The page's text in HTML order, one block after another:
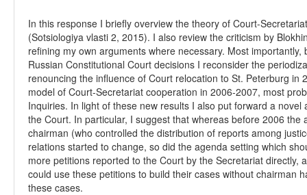
In this response I briefly overview the theory of Court-
(Sotsiologiya vlasti 2, 2015). I also review the criticism by
refining my own arguments where necessary. Most
Russian Constitutional Court decisions I reconsider the
renouncing the influence of Court relocation to St. Peterburg in
model of Court-Secretariat cooperation in 2006‑2007, most
Inquiries. In light of these new results I also put forward a
the Court. In particular, I suggest that whereas before 2006
chairman (who controlled the distribution of reports among
relations started to change, so did the agenda setting which
more petitions reported to the Court by the Secretariat directly,
could use these petitions to build their cases without chairman
these cases.